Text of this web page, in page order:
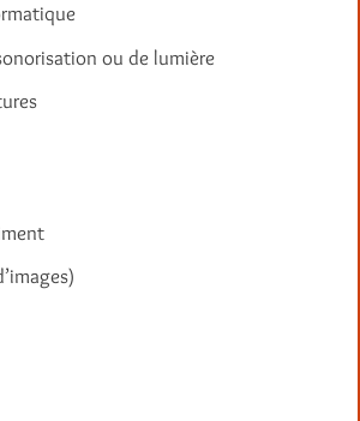
ou de lumière